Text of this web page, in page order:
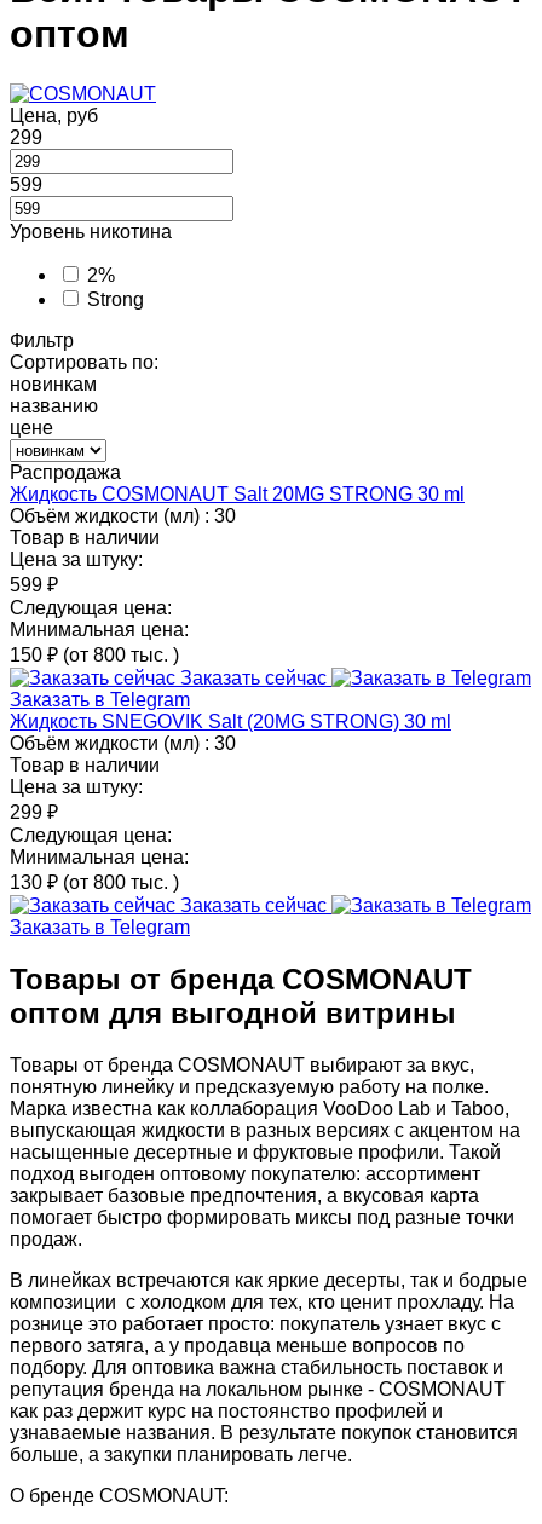
оптом
Цена, руб
299
599
Уровень никотина
2%
Strong
Фильтр
Сортировать по:
новинкам
названию
цене
Распродажа
Жидкость COSMONAUT Salt 20MG STRONG 30 ml
Объём жидкости (мл) : 30
Товар в наличии
Цена за штуку:
599 ₽
Следующая цена:
Минимальная цена:
150 ₽ (от 800 тыс. )
Заказать сейчас
Заказать в Telegram
Жидкость SNEGOVIK Salt (20MG STRONG) 30 ml
Объём жидкости (мл) : 30
Товар в наличии
Цена за штуку:
299 ₽
Следующая цена:
Минимальная цена:
130 ₽ (от 800 тыс. )
Заказать сейчас
Заказать в Telegram
Товары от бренда COSMONAUT
оптом для выгодной витрины
Товары от бренда COSMONAUT выбирают за вкус,
понятную линейку и предсказуемую работу на полке.
Марка известна как коллаборация VooDoo Lab и Taboo,
выпускающая жидкости в разных версиях с акцентом на
насыщенные десертные и фруктовые профили. Такой
подход выгоден оптовому покупателю: ассортимент
закрывает базовые предпочтения, а вкусовая карта
помогает быстро формировать миксы под разные точки
продаж.
В линейках встречаются как яркие десерты, так и бодрые
композиции с холодком для тех, кто ценит прохладу. На
рознице это работает просто: покупатель узнает вкус с
первого затяга, а у продавца меньше вопросов по
подбору. Для оптовика важна стабильность поставок и
репутация бренда на локальном рынке - COSMONAUT
как раз держит курс на постоянство профилей и
узнаваемые названия. В результате покупок становится
больше, а закупки планировать легче.
О бренде COSMONAUT: